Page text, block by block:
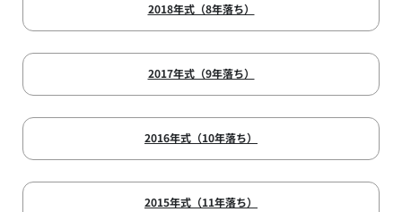
2018年式（8年落ち）
2017年式（9年落ち）
2016年式（10年落ち）
2015年式（11年落ち）